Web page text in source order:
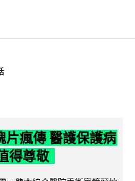
片瘋傳 醫護保護病
得尊敬